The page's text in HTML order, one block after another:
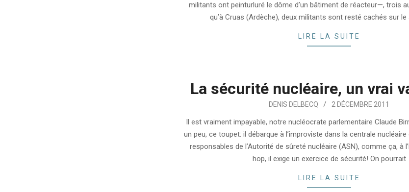
militants ont peinturluré le dôme d’un bâtiment de réacteur—, trois
qu’à Cruas (Ardèche), deux militants sont resté cachés sur
LIRE LA SUITE
La sécurité nucléaire, un vrai
DENIS DELBECQ 2 DÉCEMBRE 2011
Il est vraiment impayable, notre nucléocrate parlementaire Claude
un peu, ce toupet: il débarque à l’improviste dans la centrale nucléaire
responsables de l’Autorité de sûreté nucléaire (ASN), comme ça, à
hop, il exige un exercice de sécurité! On pourrait
LIRE LA SUITE